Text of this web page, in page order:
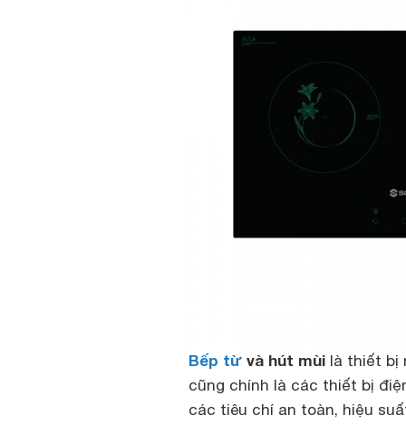
Bếp từ và hút mùi là thiết bị
cũng chính là các thiết bị
các tiêu chí an toàn, hiệu